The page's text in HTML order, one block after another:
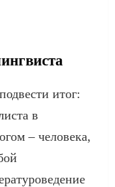
итог:
в
– человека,